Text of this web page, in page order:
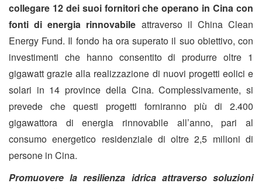
collegare 12 dei suoi fornitori che operano in Cina con
fonti di energia rinnovabile attraverso il China Clean
Energy Fund. Il fondo ha ora superato il suo obiettivo, con
investimenti che hanno consentito di produrre oltre 1
gigawatt grazie alla realizzazione di nuovi progetti eolici e
solari in 14 province della Cina. Complessivamente, si
prevede che questi progetti forniranno più di 2.400
gigawattora di energia rinnovabile all’anno, pari al
consumo energetico residenziale di oltre 2,5 milioni di
persone in Cina.
Promuovere la resilienza idrica attraverso soluzioni